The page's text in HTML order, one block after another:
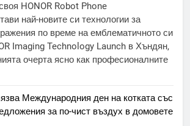
HONOR Robot Phone
най-новите си технологии за
по време на емблематичното си
Imaging Technology Launch в Хъндян,
очерта ясно как професионалните
Международния ден на котката със
за по-чист въздух в домовете